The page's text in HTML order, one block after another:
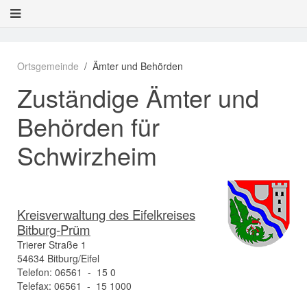
Ortsgemeinde Ämter und Behörden
Zuständige Ämter und
Behörden für
Schwirzheim
Kreisverwaltung des Eifelkreises
Bitburg-Prüm
Trierer Straße 1
54634 Bitburg/Eifel
Telefon: 06561 - 15 0
Telefax: 06561 - 15 1000